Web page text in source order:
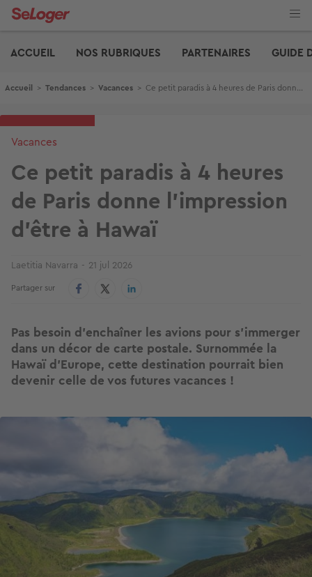
Aller
ACCUEIL
NOS RUBRIQUES PARTENAIRES GUIDE
Fil d'Ariane
Accueil > Tendances > Vacances > Ce petit paradis à 4 heures de Paris donne l'impression d'être à Hawaï
Vacances
Ce petit paradis à 4 heures
de Paris donne l'impression
d'être à Hawaï
Laetitia Navarra 21 jul 2026
Partager sur
Pas besoin d’enchaîner les avions pour s’immerger
dans un décor de carte postale. Surnommée la
Hawaï d’Europe, cette destination pourrait bien
devenir celle de vos futures vacances !
Image